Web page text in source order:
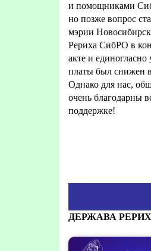
и помощниками
но позже вопрос
мэрии
Рериха СибРО в
акте и
платы был снижен
Однако для нас,
очень благодарны
поддержке!
ДЕРЖАВА